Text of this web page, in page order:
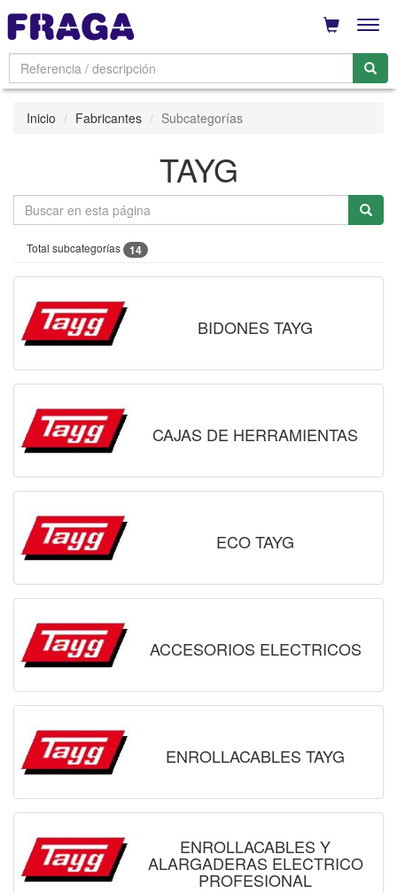
Inicio Fabricantes Subcategorías
TAYG
Total subcategorías 14
BIDONES TAYG
CAJAS DE HERRAMIENTAS
ECO TAYG
ACCESORIOS ELECTRICOS
ENROLLACABLES TAYG
ENROLLACABLES Y
ALARGADERAS ELECTRICO
PROFESIONAL